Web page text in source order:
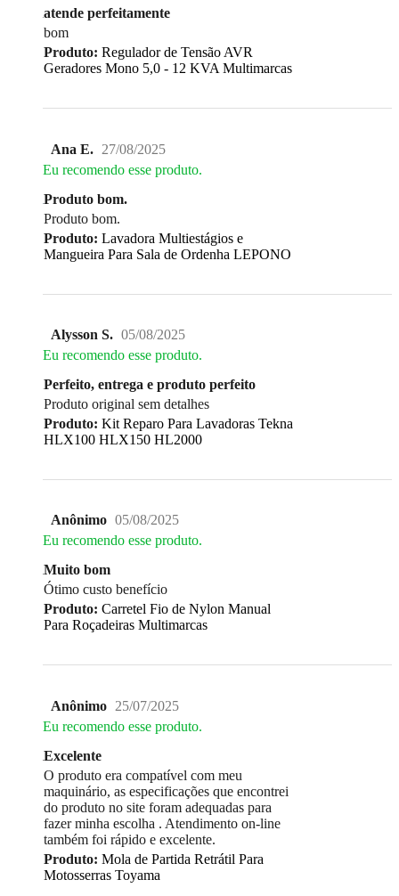
atende perfeitamente
bom
Produto: Regulador de Tensão AVR
Geradores Mono 5,0 - 12 KVA Multimarcas
Ana E. 27/08/2025
Eu recomendo esse produto.
Produto bom.
Produto bom.
Produto: Lavadora Multiestágios e
Mangueira Para Sala de Ordenha LEPONO
Alysson S. 05/08/2025
Eu recomendo esse produto.
Perfeito, entrega e produto perfeito
Produto original sem detalhes
Produto: Kit Reparo Para Lavadoras Tekna
HLX100 HLX150 HL2000
Anônimo 05/08/2025
Eu recomendo esse produto.
Muito bom
Ótimo custo benefício
Produto: Carretel Fio de Nylon Manual
Para Roçadeiras Multimarcas
Anônimo 25/07/2025
Eu recomendo esse produto.
Excelente
O produto era compatível com meu
maquinário, as especificações que encontrei
do produto no site foram adequadas para
fazer minha escolha . Atendimento on-line
também foi rápido e excelente.
Produto: Mola de Partida Retrátil Para
Motosserras Toyama